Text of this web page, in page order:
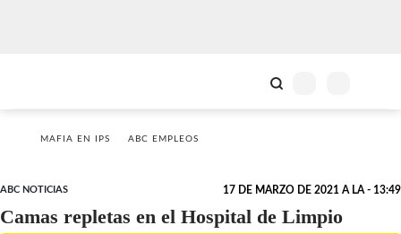
MAFIA EN IPS ABC EMPLEOS
ABC NOTICIAS 17 DE MARZO DE 2021 A LA - 13:49
Camas repletas en el Hospital de Limpio